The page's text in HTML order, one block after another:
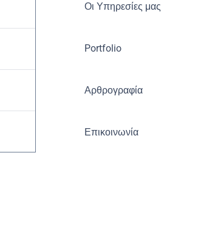
Οι Υπηρεσίες μας
Portfolio
Αρθρογραφία
Επικοινωνία